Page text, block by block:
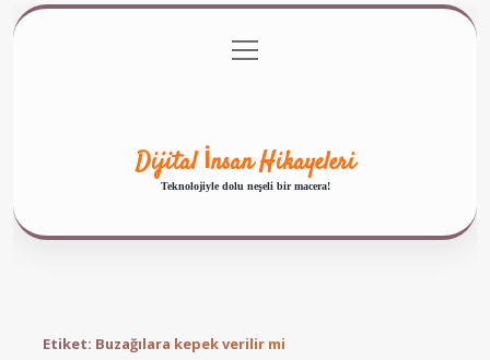
Gizlilik Politikası
menüyü
aç
Dijital İnsan Hikayeleri
Teknolojiyle dolu neşeli bir macera!
Etiket: Buzağılara kepek verilir mi